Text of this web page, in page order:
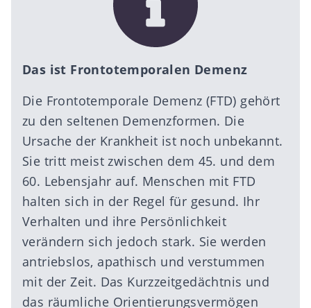
Das ist Frontotemporalen Demenz
Die Frontotemporale Demenz (FTD) gehört
zu den seltenen Demenzformen. Die
Ursache der Krankheit ist noch unbekannt.
Sie tritt meist zwischen dem 45. und dem
60. Lebensjahr auf. Menschen mit FTD
halten sich in der Regel für gesund. Ihr
Verhalten und ihre Persönlichkeit
verändern sich jedoch stark. Sie werden
antriebslos, apathisch und verstummen
mit der Zeit. Das Kurzzeitgedächtnis und
das räumliche Orientierungsvermögen